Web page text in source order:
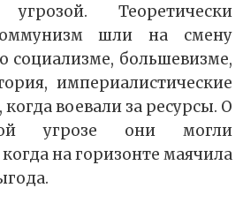
угрозой. Теоретически
шли на смену
социализме, большевизме,
империалистические
воевали за ресурсы. О
угрозе они могли
на горизонте маячила